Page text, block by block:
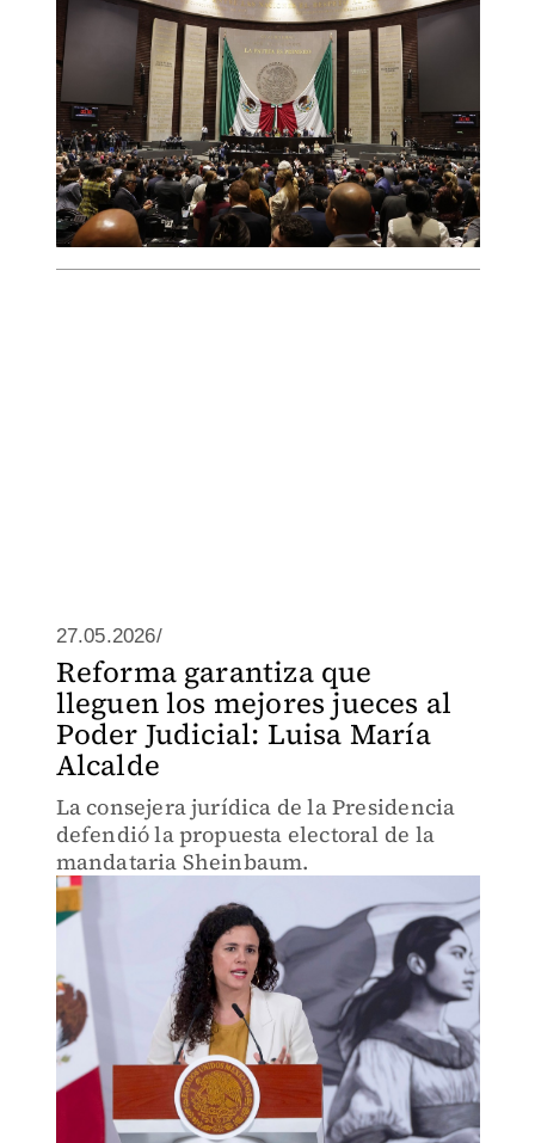
27.05.2026/
Reforma garantiza que
lleguen los mejores jueces al
Poder Judicial: Luisa María
Alcalde
La consejera jurídica de la Presidencia
defendió la propuesta electoral de la
mandataria Sheinbaum.